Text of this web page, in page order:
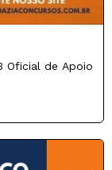
Oficial de Apoio